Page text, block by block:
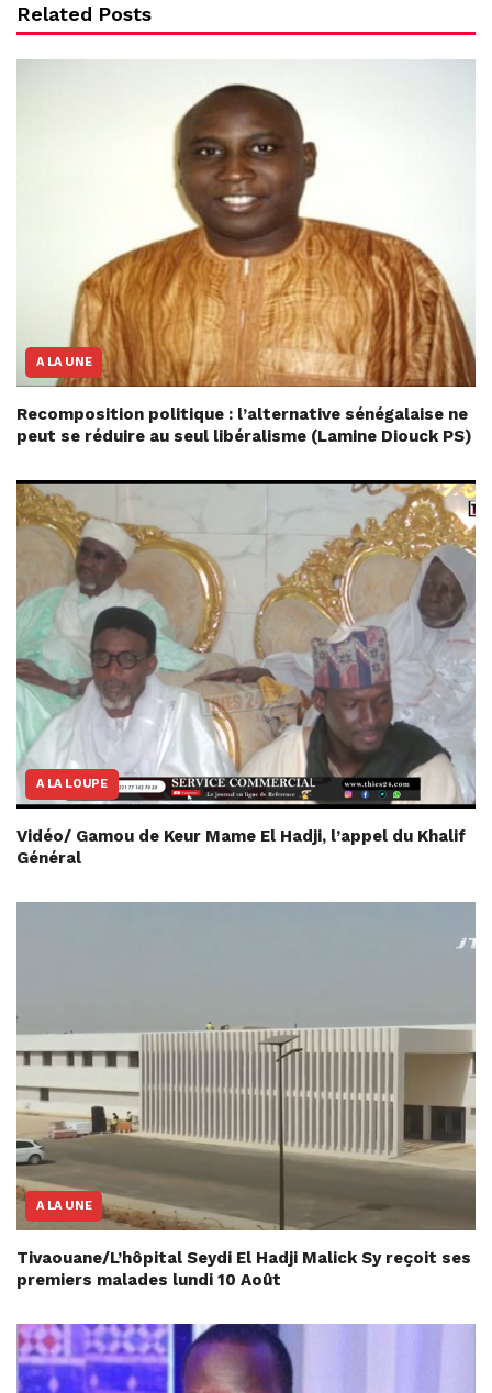
Related Posts
A LA UNE
Recomposition politique : l’alternative sénégalaise ne
peut se réduire au seul libéralisme (Lamine Diouck PS)
A LA LOUPE
Vidéo/ Gamou de Keur Mame El Hadji, l’appel du Khalif
Général
A LA UNE
Tivaouane/L’hôpital Seydi El Hadji Malick Sy reçoit ses
premiers malades lundi 10 Août